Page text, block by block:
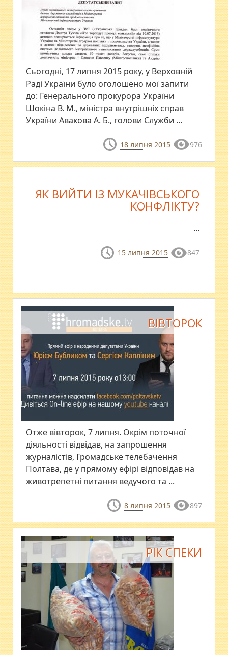
Сьогодні, 17 липня 2015 року, у Верховній
Раді України було оголошено мої запити
до: Генерального прокурора України
Шокіна В. М., міністра внутрішніх справ
України Авакова А. Б., голови Служби ...
18 липня 2015 976
ЯК ВИЙТИ ІЗ МУКАЧІВСЬКОГО
КОНФЛІКТУ?
...
15 липня 2015 847
ВІВТОРОК
Отже вівторок, 7 липня. Окрім поточної
діяльності відвідав, на запрошення
журналістів, Громадське телебачення
Полтава, де у прямому ефірі відповідав на
животрепетні питання ведучого та ...
8 липня 2015 897
РІК СПЕКИ